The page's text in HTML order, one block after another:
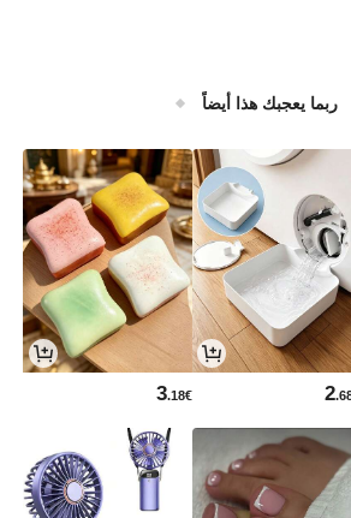
ربما يعجبك هذا أيضاً
2
3.18€